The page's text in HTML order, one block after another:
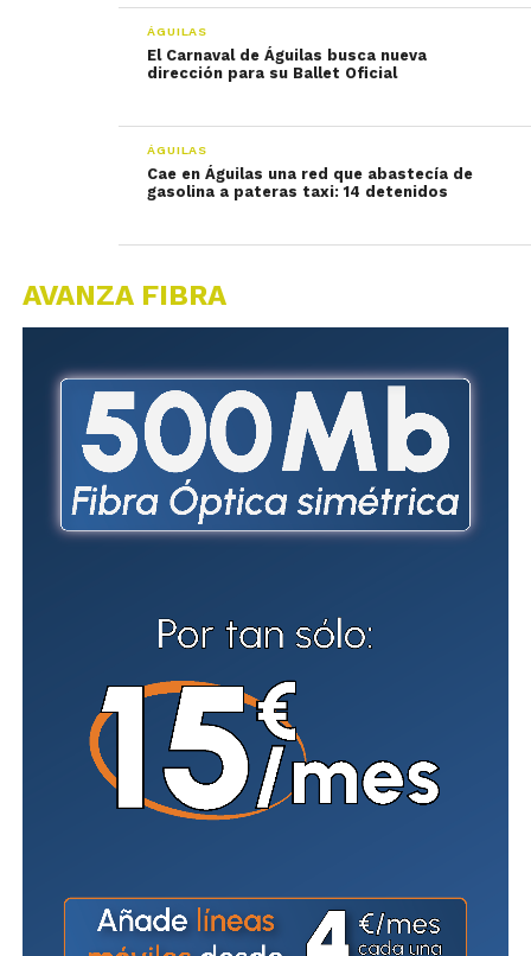
ÁGUILAS
El Carnaval de Águilas busca nueva
dirección para su Ballet Oficial
ÁGUILAS
Cae en Águilas una red que abastecía de
gasolina a pateras taxi: 14 detenidos
AVANZA FIBRA